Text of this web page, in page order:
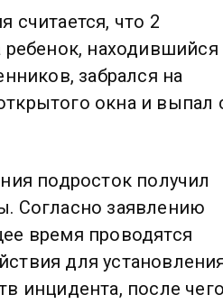
считается, что 2
ребенок, находившийся
забрался на
окна и выпал
подросток получил
Согласно заявлению
время проводятся
для
инцидента, после